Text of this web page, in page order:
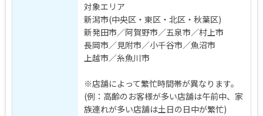
対象エリア
新潟市(中央区・東区・北区・秋葉区)
新発田市／阿賀野市／五泉市／村上市
長岡市／見附市／小千谷市／魚沼市
上越市／糸魚川市
※店舗によって繁忙時間帯が異なります。
(例：高齢のお客様が多い店舗は午前中、家
族連れが多い店舗は土日の日中が繁忙)